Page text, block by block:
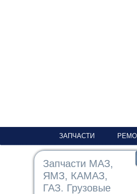
ЗАПЧАСТИ
Запчасти МАЗ,
ЯМЗ, КАМАЗ,
ГАЗ. Грузовые